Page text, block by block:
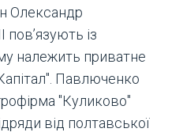
Олександр
із
належить приватне
Павлюченко
"Куликово"
від полтавської